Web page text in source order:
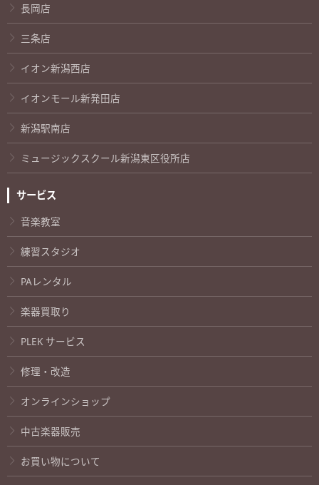
長岡店
三条店
イオン新潟西店
イオンモール新発田店
新潟駅南店
ミュージックスクール新潟東区役所店
サービス
音楽教室
練習スタジオ
PAレンタル
楽器買取り
PLEK サービス
修理・改造
オンラインショップ
中古楽器販売
お買い物について